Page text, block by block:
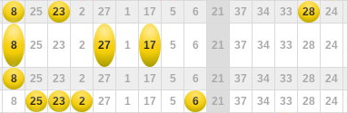
8 25 23 2 27 1 17 5 6 21 37 34 33 28 24
8 25 23 2 27 1 17 5 6 21 37 34 33 28 24
8 25 23 2 27 1 17 5 6 21 37 34 33 28 24
8 25 23 2 27 1 17 5 6 21 37 34 33 28 24